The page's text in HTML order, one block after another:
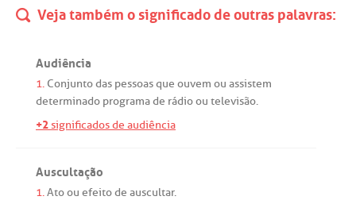
Veja também o significado de outras palavras:
Audiência
1. Conjuntodas pessoasque ouvem ou assistem
determinado programade rádioou televisão.
+2significados de audiência
Auscultação
1.Atoou efeitode auscultar.